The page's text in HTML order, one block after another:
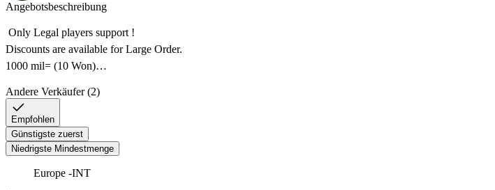
Angebotsbeschreibung
Only Legal players support !
Discounts are available for Large Order.
1000 mil= (10 Won)
24/7 Support for you.
When there is no problem with the game
Delivery time is max 5-10 minutes.
-You can also contact us for other servers that are not included in our offers.
Andere Verkäufer (2)
Empfohlen
Günstigste zuerst
Niedrigste Mindestmenge
Europe -INT